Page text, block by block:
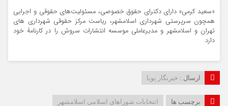
«سعید کرمی» دارای دکترای حقوق خصوصی، مسئولیت‌های حقوقی و اجرایی
همچون سرپرستی شهرداری اسلامشهر، ریاست مرکز حقوقی شهرداری های
تهران و اسلامشهر و مدیرعاملی موسسه انتشارات سروش را در کارنامۀ خود
دارد.
ارسال : خبرنگار پویا
برچسب ها
انتخابات شوراهای اسلامی اسلامشهر